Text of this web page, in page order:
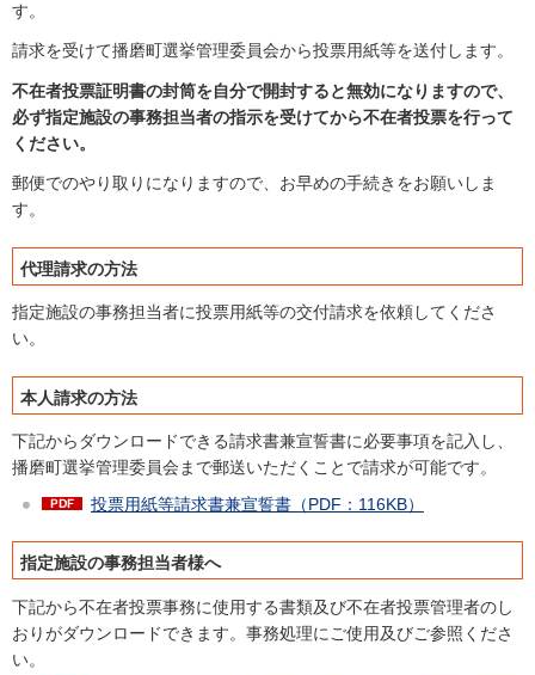
す。
請求を受けて播磨町選挙管理委員会から投票用紙等を送付します。
不在者投票証明書の封筒を自分で開封すると無効になりますので、
必ず指定施設の事務担当者の指示を受けてから不在者投票を行って
ください。
郵便でのやり取りになりますので、お早めの手続きをお願いしま
す。
代理請求の方法
指定施設の事務担当者に投票用紙等の交付請求を依頼してくださ
い。
本人請求の方法
下記からダウンロードできる請求書兼宣誓書に必要事項を記入し、
播磨町選挙管理委員会まで郵送いただくことで請求が可能です。
投票用紙等請求書兼宣誓書（PDF：116KB）
指定施設の事務担当者様へ
下記から不在者投票事務に使用する書類及び不在者投票管理者のし
おりがダウンロードできます。事務処理にご使用及びご参照くださ
い。